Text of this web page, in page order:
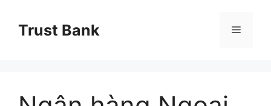
Trust Bank Menu